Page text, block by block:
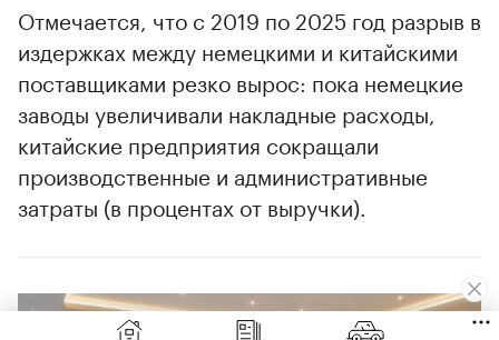
Отмечается, что с 2019 по 2025 год разрыв в
издержках между немецкими и китайскими
поставщиками резко вырос: пока немецкие
заводы увеличивали накладные расходы,
китайские предприятия сокращали
производственные и административные
затраты (в процентах от выручки).